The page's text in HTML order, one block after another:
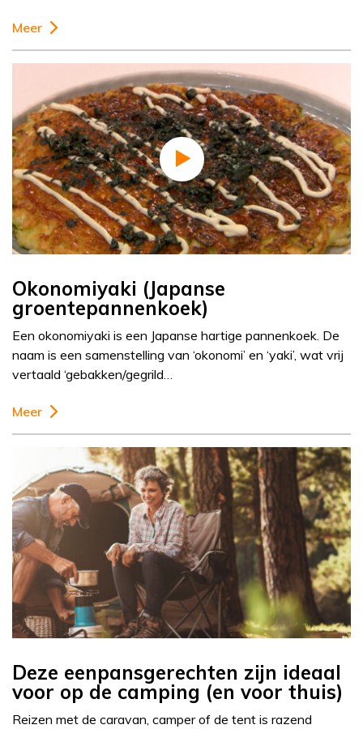
Meer
Okonomiyaki (Japanse
groentepannenkoek)
Een okonomiyaki is een Japanse hartige pannenkoek. De
naam is een samenstelling van ‘okonomi’ en ‘yaki’, wat vrij
vertaald ‘gebakken/gegrild…
Meer
Deze eenpansgerechten zijn ideaal
voor op de camping (en voor thuis)
Reizen met de caravan, camper of de tent is razend